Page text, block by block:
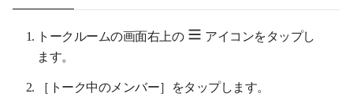
トークルームの画面右上の
アイコンをタップし
ます。
［トーク中のメンバー］をタップします。